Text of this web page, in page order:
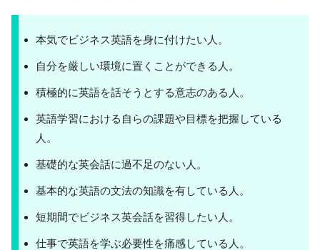
本気でビジネス英語を身に付けたい人。
自分を厳しい環境に置くことができる人。
積極的に英語を話そうとする意志のある人。
英語学習における自らの課題や目標を把握している
人。
基礎的な英会話に過不足のない人。
基本的な英語の文法の知識を有している人。
短期間でビジネス英会話を習得したい人。
仕事で英語を学ぶ必要性を痛感している人。